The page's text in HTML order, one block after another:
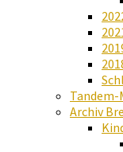
Archiv